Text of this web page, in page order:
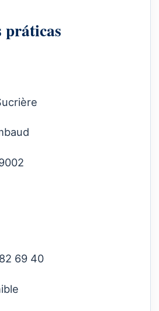
práticas
69 40